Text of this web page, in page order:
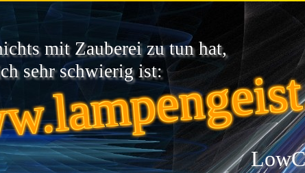
mit Zauberei zu tun hat,
sehr schwierig ist: